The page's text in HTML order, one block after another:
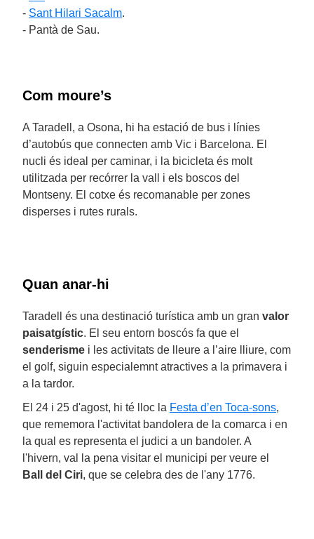
- Sant Hilari Sacalm.
- Pantà de Sau.
Com moure’s
A Taradell, a Osona, hi ha estació de bus i línies
d’autobús que connecten amb Vic i Barcelona. El
nucli és ideal per caminar, i la bicicleta és molt
utilitzada per recórrer la vall i els boscos del
Montseny. El cotxe és recomanable per zones
disperses i rutes rurals.
Quan anar-hi
Taradell és una destinació turística amb un gran valor
paisatgístic. El seu entorn boscós fa que el
senderisme i les activitats de lleure a l’aire lliure, com
el golf, siguin especialemnt atractives a la primavera i
a la tardor.
El 24 i 25 d'agost, hi té lloc la Festa d’en Toca-sons,
que rememora l'activitat bandolera de la comarca i en
la qual es representa el judici a un bandoler. A
l'hivern, val la pena visitar el municipi per veure el
Ball del Ciri, que se celebra des de l'any 1776.